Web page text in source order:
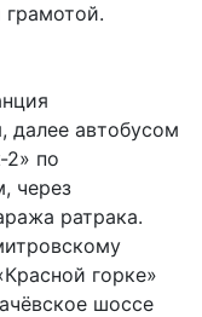
далее автобусом
по
через
ратрака.
горке»
шоссе